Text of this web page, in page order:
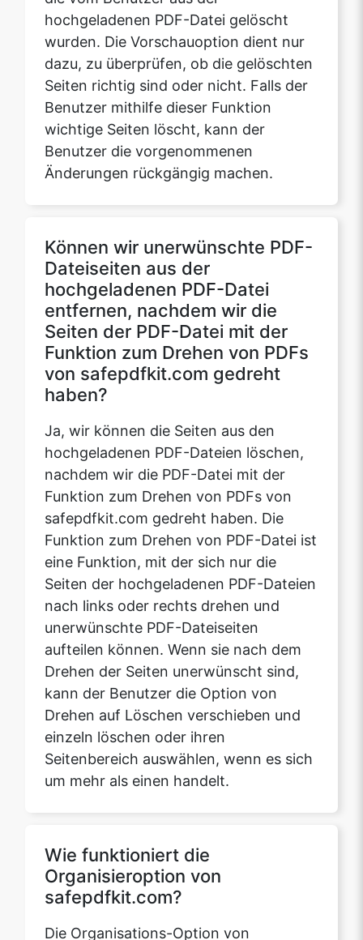
Copy Link
Seiten richtig sind oder nicht. Falls der
Benutzer mithilfe dieser Funktion
wichtige Seiten löscht, kann der
Benutzer die vorgenommenen
Änderungen rückgängig machen.
Können wir unerwünschte PDF-
entfernen, nachdem wir die
Seiten der PDF-Datei mit der
Funktion zum Drehen von PDFs
von safepdfkit.com gedreht
haben?
Ja, wir können die Seiten aus den
hochgeladenen PDF-Dateien löschen,
nachdem wir die PDF-Datei mit der
Funktion zum Drehen von PDFs von
safepdfkit.com gedreht haben. Die
Funktion zum Drehen von PDF-Datei ist
eine Funktion, mit der sich nur die
Seiten der hochgeladenen PDF-Dateien
nach links oder rechts drehen und
unerwünschte PDF-Dateiseiten
aufteilen können. Wenn sie nach dem
Drehen der Seiten unerwünscht sind,
kann der Benutzer die Option von
Drehen auf Löschen verschieben und
einzeln löschen oder ihren
Seitenbereich auswählen, wenn es sich
um mehr als einen handelt.
Wie funktioniert die
Die Organisations-Option von
safepdfkit.com ermöglicht es dem
Benutzer, die Seiten der PDF-Datei zu
organisieren. Mit dieser Funktion kann